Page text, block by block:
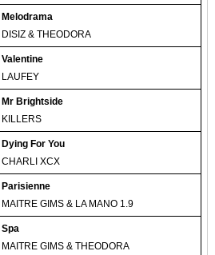
Melodrama
DISIZ & THEODORA
Valentine
LAUFEY
Mr Brightside
KILLERS
Dying For You
CHARLI XCX
Parisienne
MAITRE GIMS & LA MANO 1.9
Spa
MAITRE GIMS & THEODORA